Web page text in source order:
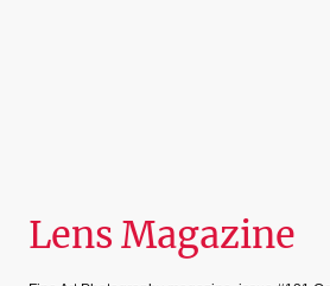
Christian Kieffer
Lens Magazine